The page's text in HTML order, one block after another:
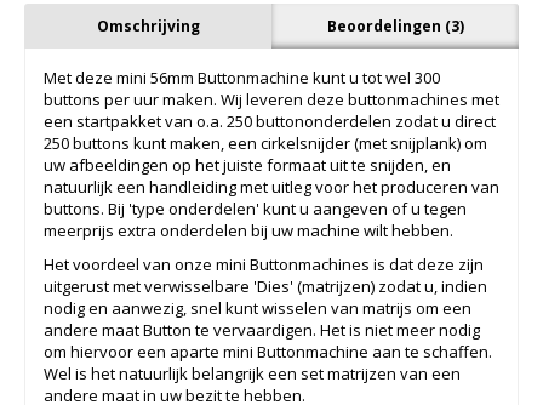
Omschrijving Beoordelingen (3)
Met deze mini 56mm Buttonmachine kunt u tot wel 300
buttons per uur maken. Wij leveren deze buttonmachines met
een startpakket van o.a. 250 buttononderdelen zodat u direct
250 buttons kunt maken, een cirkelsnijder (met snijplank) om
uw afbeeldingen op het juiste formaat uit te snijden, en
natuurlijk een handleiding met uitleg voor het produceren van
buttons. Bij 'type onderdelen' kunt u aangeven of u tegen
meerprijs extra onderdelen bij uw machine wilt hebben.
Het voordeel van onze mini Buttonmachines is dat deze zijn
uitgerust met verwisselbare 'Dies' (matrijzen) zodat u, indien
nodig en aanwezig, snel kunt wisselen van matrijs om een
andere maat Button te vervaardigen. Het is niet meer nodig
om hiervoor een aparte mini Buttonmachine aan te schaffen.
Wel is het natuurlijk belangrijk een set matrijzen van een
andere maat in uw bezit te hebben.